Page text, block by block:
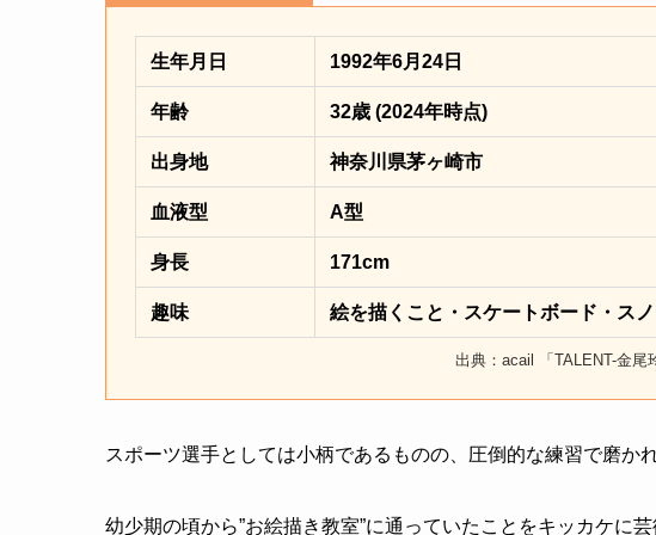
生年月日 1992年6月24日
年齢 32歳 (2024年時点)
出身地 神奈川県茅ヶ崎市
血液型 A型
身長 171cm
趣味 絵を描くこと・スケートボード・ス
出典：acail 「TALENT-金尾
スポーツ選手としては小柄であるものの、圧倒的な練習で磨か
幼少期の頃から”お絵描き教室”に通っていたことをキッカケに